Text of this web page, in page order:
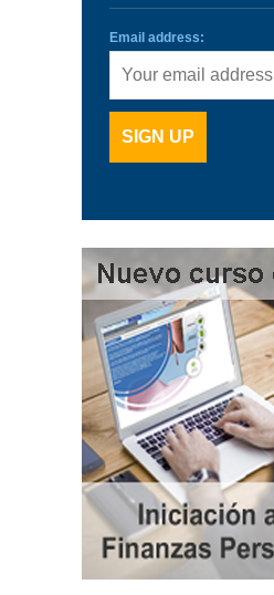
Email address: